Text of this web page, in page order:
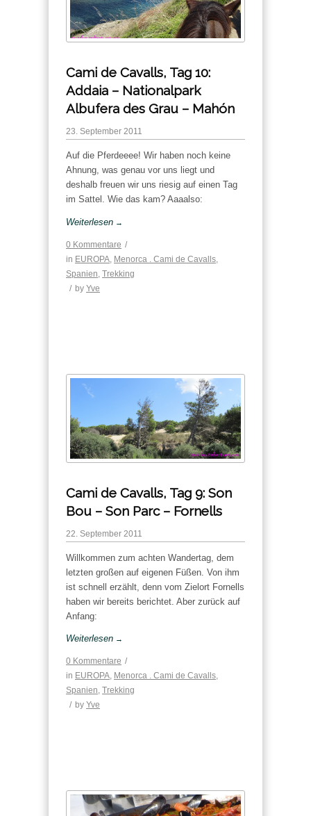
Cami de Cavalls, Tag 10:
Addaia – Nationalpark
Albufera des Grau – Mahón
23. September 2011
Auf die Pferdeeee! Wir haben noch keine
Ahnung, was genau vor uns liegt und
deshalb freuen wir uns riesig auf einen Tag
im Sattel. Wie das kam? Aaaalso:
Weiterlesen →
0 Kommentare /
in EUROPA Menorca . Cami de Cavalls
Spanien Trekking
/ by Yve
Cami de Cavalls, Tag 9: Son
Bou – Son Parc – Fornells
22. September 2011
Willkommen zum achten Wandertag, dem
letzten großen auf eigenen Füßen. Von ihm
ist schnell erzählt, denn vom Zielort Fornells
haben wir bereits berichtet. Aber zurück auf
Anfang:
Weiterlesen →
0 Kommentare /
in EUROPA Menorca . Cami de Cavalls
Spanien Trekking
/ by Yve